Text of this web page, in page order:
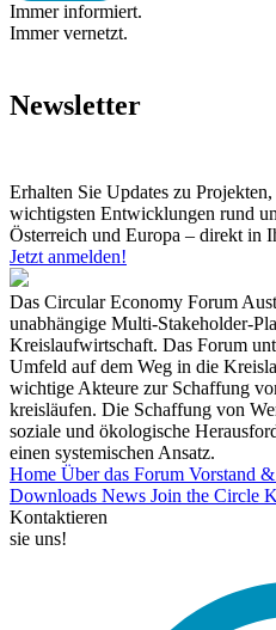
Immer informiert.
Immer vernetzt.
Newsletter
Erhalten Sie Updates zu
wichtigsten Entwicklungen rund
Österreich und Europa – direkt in
Jetzt anmelden!
Das Circular Economy Forum
unabhängige Multi-Stakeholder-
Kreislaufwirtschaft. Das Forum
Umfeld auf dem Weg in die
wichtige Akteure zur Schaffung
kreisläufen. Die Schaffung von
soziale und ökologische
einen systemischen Ansatz.
Home Über das Forum Vorstand
Downloads News Join the Circle
Kontaktieren
sie uns!